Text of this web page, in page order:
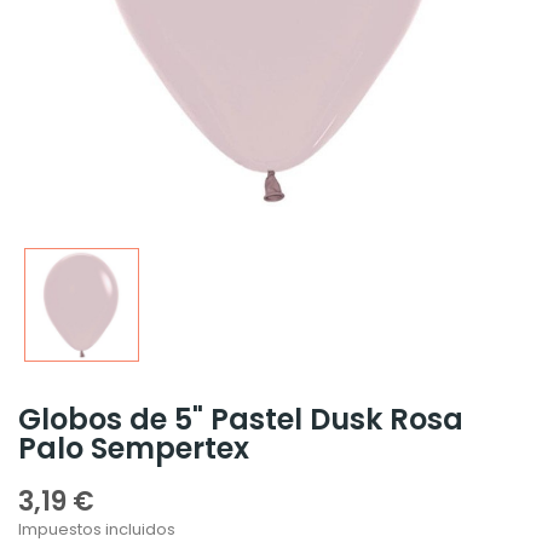
Globos de 5" Pastel Dusk Rosa
Palo Sempertex
3,19 €
Impuestos incluidos